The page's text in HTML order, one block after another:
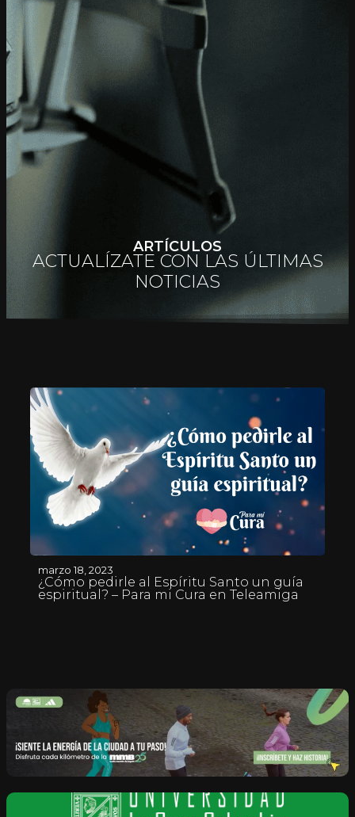
ARTÍCULOS
ACTUALÍZATE CON LAS ÚLTIMAS
NOTICIAS
marzo 18, 2023
¿Cómo pedirle al Espíritu Santo un guía
espiritual? – Para mi Cura en Teleamiga